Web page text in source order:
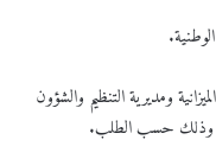
ومديرية التنظيم والشؤون
وذلك حسب الطلب.